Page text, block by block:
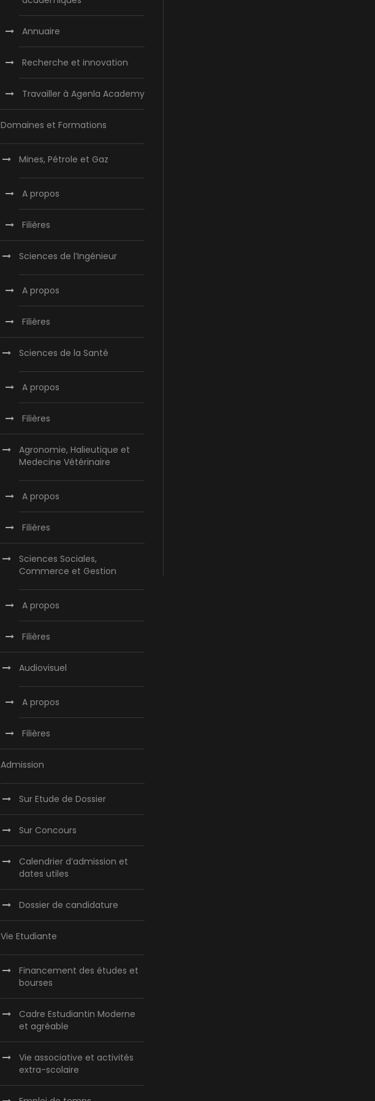
Annuaire
Recherche et innovation
Travailler à Agenla Academy
Domaines et Formations
Mines, Pétrole et Gaz
A propos
Filières
Sciences de l’Ingénieur
A propos
Filières
Sciences de la Santé
A propos
Filières
Agronomie, Halieutique et
Medecine Vétérinaire
A propos
Filières
Sciences Sociales,
Commerce et Gestion
A propos
Filières
Audiovisuel
A propos
Filières
Admission
Sur Etude de Dossier
Sur Concours
Calendrier d’admission et
dates utiles
Dossier de candidature
Vie Etudiante
Financement des études et
bourses
Cadre Estudiantin Moderne
et agréable
Vie associative et activités
extra-scolaire